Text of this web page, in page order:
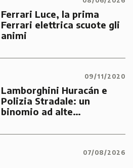
Ferrari Luce, la prima
Ferrari elettrica scuote gli
animi
09/11/2020
Lamborghini Huracán e
Polizia Stradale: un
binomio ad alte
emergenze dei cittadini
07/08/2026